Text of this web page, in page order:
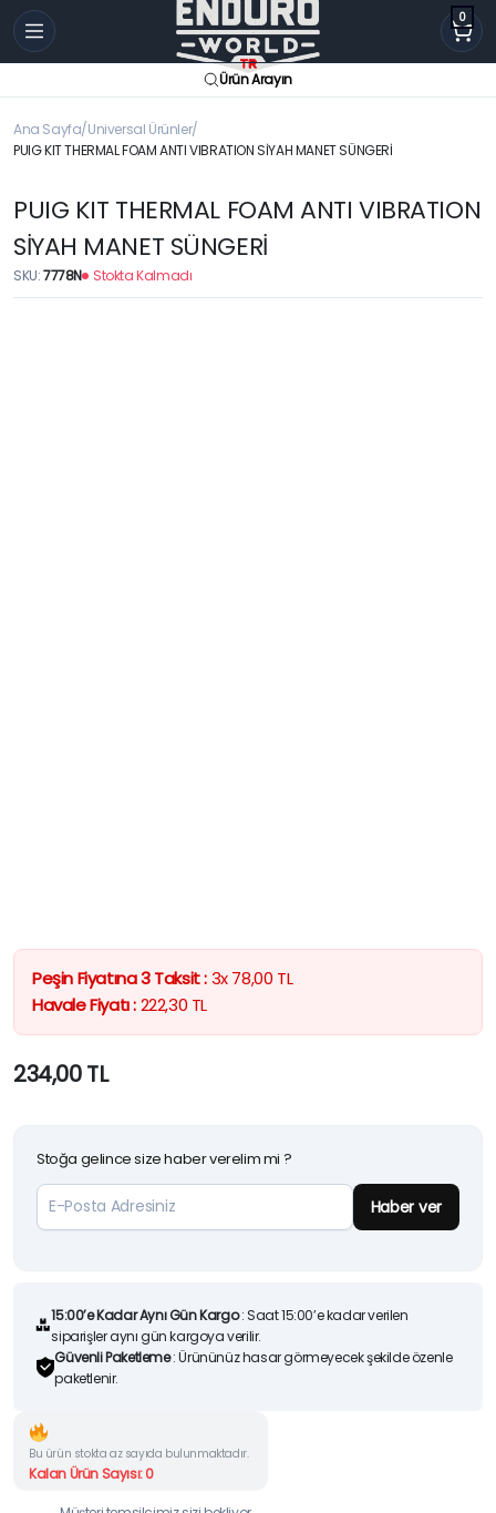
0
Ürün Arayın
Ana Sayfa Universal Ürünler
PUIG KIT THERMAL FOAM ANTI VIBRATION SİYAH MANET SÜNGERİ
PUIG KIT THERMAL FOAM ANTI VIBRATION
SİYAH MANET SÜNGERİ
SKU:7778N Stokta Kalmadı
Peşin Fiyatına 3 Taksit :3x78,00 TL
Havale Fiyatı :222,30 TL
234,00TL
Stoğa gelince size haber verelim mi ?
Haber ver
15:00’e Kadar Aynı Gün Kargo: Saat 15:00’e kadar verilen
siparişler aynı gün kargoya verilir.
Güvenli Paketleme: Ürününüz hasar görmeyecek şekilde özenle
paketlenir.
Bu ürün stokta az sayıda bulunmaktadır.
Kalan Ürün Sayısı: 0